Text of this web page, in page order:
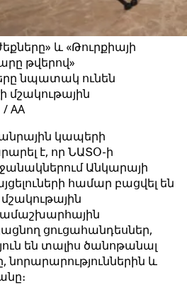
և «Թուրքիայի
թվերով»
նպատակ ունեն
մշակութային
AA
կապերի
է, որ ՆԱՏՕ-ի
Անկարայի
համար բացվել են
ցուցահանդեսներ,
են տալիս ծանոթանալ
և